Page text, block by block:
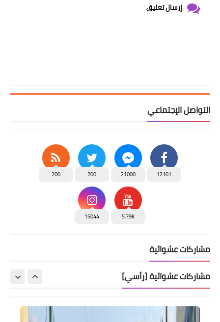
إرسال تعليق
التواصل الإجتماعي
12101
21000
200
200
5.79K
15044
مشاركات عشوائية
مشاركات عشوائية [رأسي]